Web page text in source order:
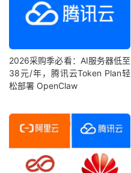
2026采购季必看：AI服务器低至
38元/年，腾讯云Token Plan轻
松部署 OpenClaw